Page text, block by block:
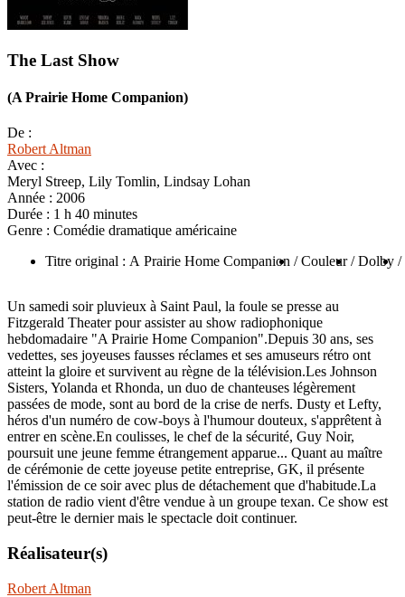
The Last Show
(A Prairie Home Companion)
De :
Robert Altman
Avec :
Meryl Streep, Lily Tomlin, Lindsay Lohan
Année : 2006
Durée : 1 h 40 minutes
Genre : Comédie dramatique américaine
Titre original : A Prairie Home Companion / Couleur / Dolby /
Un samedi soir pluvieux à Saint Paul, la foule se presse au
Fitzgerald Theater pour assister au show radiophonique
hebdomadaire "A Prairie Home Companion".Depuis 30 ans, ses
vedettes, ses joyeuses fausses réclames et ses amuseurs rétro ont
atteint la gloire et survivent au règne de la télévision.Les Johnson
Sisters, Yolanda et Rhonda, un duo de chanteuses légèrement
passées de mode, sont au bord de la crise de nerfs. Dusty et Lefty,
héros d'un numéro de cow-boys à l'humour douteux, s'apprêtent à
entrer en scène.En coulisses, le chef de la sécurité, Guy Noir,
poursuit une jeune femme étrangement apparue... Quant au maître
de cérémonie de cette joyeuse petite entreprise, GK, il présente
l'émission de ce soir avec plus de détachement que d'habitude.La
station de radio vient d'être vendue à un groupe texan. Ce show est
peut-être le dernier mais le spectacle doit continuer.
Réalisateur(s)
Robert Altman